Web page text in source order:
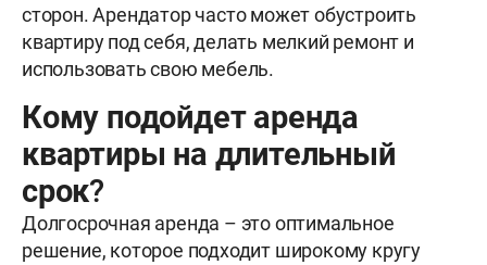
сторон. Арендатор часто может обустроить
квартиру под себя, делать мелкий ремонт и
использовать свою мебель.
Кому подойдет аренда
квартиры на длительный
срок?
Долгосрочная аренда – это оптимальное
решение, которое подходит широкому кругу